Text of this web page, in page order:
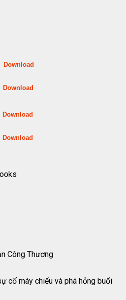
Download
Download
Download
Download
Công Thương
cố máy chiếu và phá hỏng buổi